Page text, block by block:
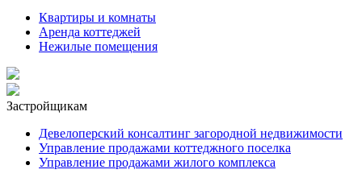
Квартиры и комнаты
Аренда коттеджей
Нежилые помещения
Застройщикам
Девелоперский консалтинг загородной недвижимости
Управление продажами коттеджного поселка
Управление продажами жилого комплекса